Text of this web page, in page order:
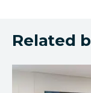
Related